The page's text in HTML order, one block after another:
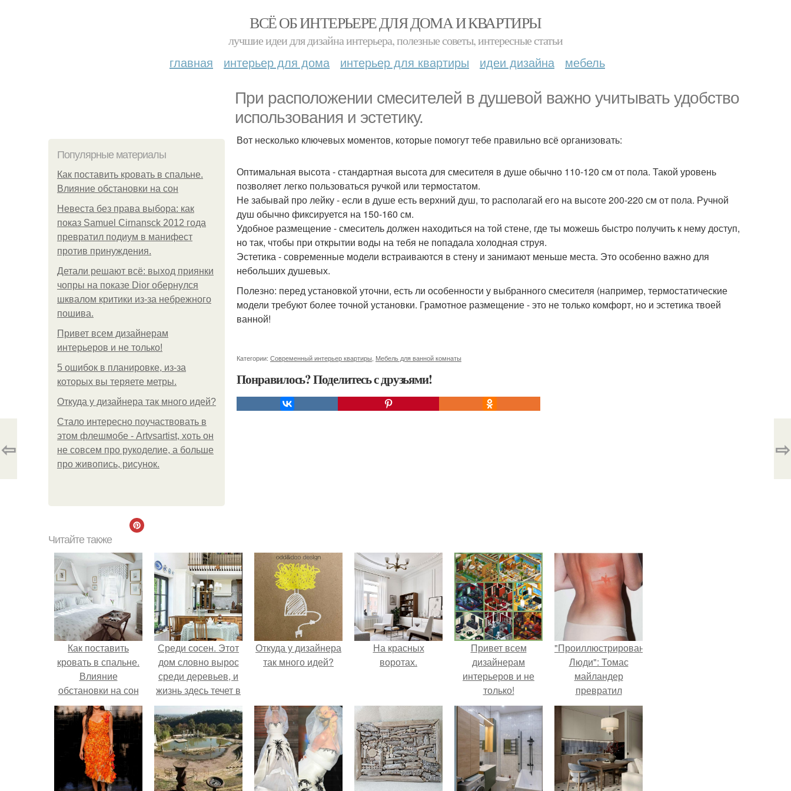
ВСЁ ОБ ИНТЕРЬЕРЕ ДЛЯ ДОМА И КВАРТИРЫ
лучшие идеи для дизайна интерьера, полезные советы, интересные статьи
главная интерьер для дома интерьер для квартиры идеи дизайна мебель
При расположении смесителей в душевой важно учитывать удобство
использования и эстетику.
Популярные материалы
Как поставить кровать в спальне.
Влияние обстановки на сон
Невеста без права выбора: как
показ Samuel Cirnansck 2012 года
превратил подиум в манифест
против принуждения.
Детали решают всё: выход приянки
чопры на показе Dior обернулся
шквалом критики из-за небрежного
пошива.
Привет всем дизайнерам
интерьеров и не только!
5 ошибок в планировке, из-за
которых вы теряете метры.
Откуда у дизайнера так много идей?
Стало интересно поучаствовать в
этом флешмобе - Artvsartist, хоть он
не совсем про рукоделие, а больше
про живопись, рисунок.
Вот несколько ключевых моментов, которые помогут тебе правильно всё организовать:
Оптимальная высота - стандартная высота для смесителя в душе обычно 110-120 см от пола. Такой уровень
позволяет легко пользоваться ручкой или термостатом.
Не забывай про лейку - если в душе есть верхний душ, то располагай его на высоте 200-220 см от пола. Ручной
душ обычно фиксируется на 150-160 см.
Удобное размещение - смеситель должен находиться на той стене, где ты можешь быстро получить к нему доступ,
но так, чтобы при открытии воды на тебя не попадала холодная струя.
Эстетика - современные модели встраиваются в стену и занимают меньше места. Это особенно важно для
небольших душевых.
Полезно: перед установкой уточни, есть ли особенности у выбранного смесителя (например, термостатические
модели требуют более точной установки. Грамотное размещение - это не только комфорт, но и эстетика твоей
ванной!
Категории: Современный интерьер квартиры Мебель для ванной комнаты
Понравилось? Поделитесь с друзьями!
⇦ ⇨
Читайте также
Как поставить
кровать в спальне.
Влияние
обстановки на сон
Среди сосен. Этот
дом словно вырос
среди деревьев, и
жизнь здесь течет в
собственном ритме
- спокойно, без
спешки и лишнего
шума.
Откуда у дизайнера
так много идей?
На красных
воротах.
Привет всем
дизайнерам
интерьеров и не
только!
"Проиллюстрированные
Люди": Томас
майландер
превратил
солнечные ожоги в
арт - объект.